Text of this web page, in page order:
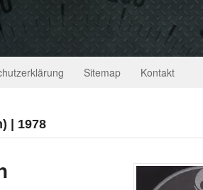
Sitemap Kontakt
| 1978